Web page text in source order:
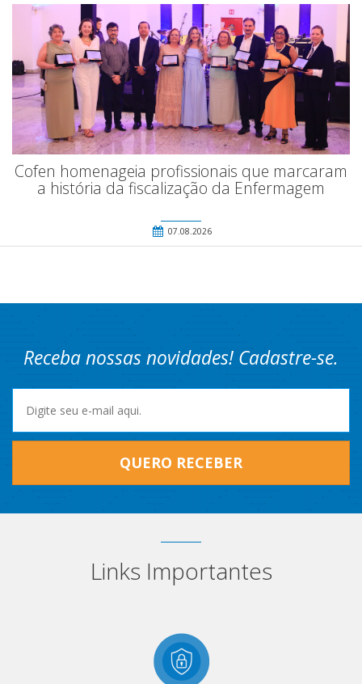
Cofen homenageia profissionais que marcaram
a história da fiscalização da Enfermagem
07.08.2026
Receba nossas novidades! Cadastre-se.
QUERO RECEBER
Links Importantes